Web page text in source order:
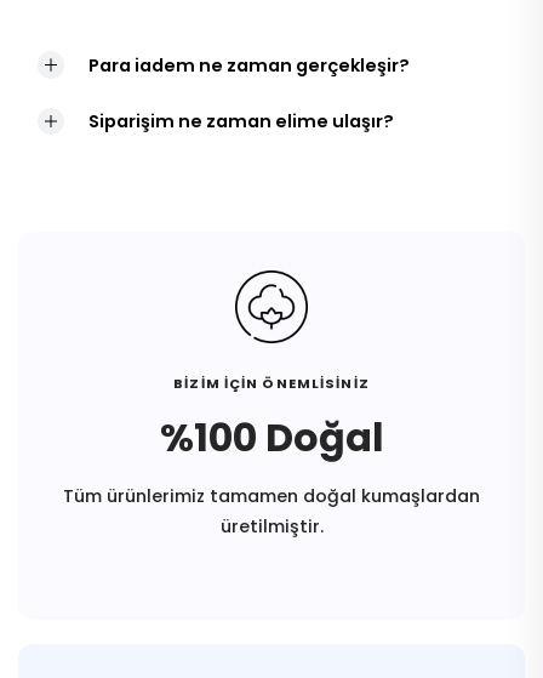
Para iadem ne zaman gerçekleşir?
Siparişim ne zaman elime ulaşır?
BİZİM İÇİN ÖNEMLİSİNİZ
%100 Doğal
Tüm ürünlerimiz tamamen doğal kumaşlardan
üretilmiştir.